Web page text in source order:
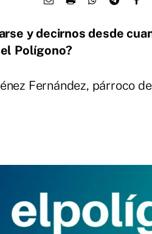
y decirnos desde
Polígono?
Fernández, párroco